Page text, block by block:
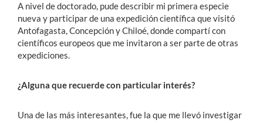
A nivel de doctorado, pude describir mi primera especie
nueva y participar de una expedición científica que visitó
Antofagasta, Concepción y Chiloé, donde compartí con
científicos europeos que me invitaron a ser parte de otras
expediciones.
¿Alguna que recuerde con particular interés?
Una de las más interesantes, fue la que me llevó investigar